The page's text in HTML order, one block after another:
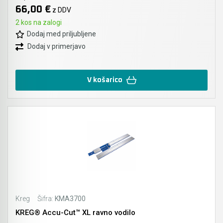
66,00 € z DDV
2 kos na zalogi
Dodaj med priljubljene
Dodaj v primerjavo
V košarico
Kreg Šifra: KMA3700
KREG® Accu-Cut™ XL ravno vodilo
Akumulatorski vezalci in rezalniki armature &
navojnih palic
Akumulatorska mikrovalovna pečica
Akumulatorski čistilniki